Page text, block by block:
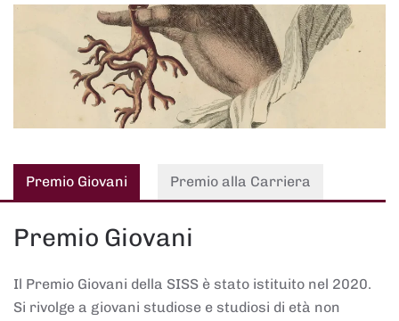
Premio Giovani Premio alla Carriera
Premio Giovani
Il Premio Giovani della SISS è stato istituito nel 2020.
Si rivolge a giovani studiose e studiosi di età non